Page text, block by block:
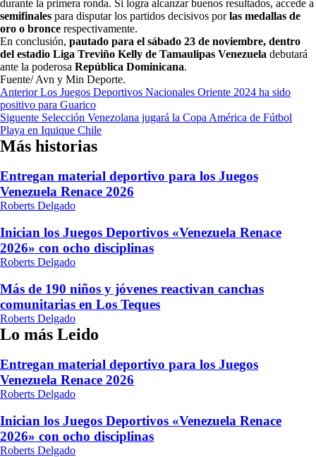
durante la primera ronda. Si logra alcanzar buenos resultados, accede a
semifinales para disputar los partidos decisivos porlas medallas de
oro o bronce respectivamente.
En conclusión, pautado para el sábado 23 de noviembre, dentro
del estadio Liga Treviño Kelly de Tamaulipas Venezuela debutará
ante la poderosa República Dominicana.
Fuente/ Avn y Min Deporte.
Navegación
de
entradas
AnteriorLos Juegos Deportivos Nacionales Oriente 2024 ha sido
positivo para Guarico
Siguente Selección Venezolana jugará la Copa América de Fútbol
Playa en Iquique Chile
Más historias
Entregan material deportivo para los Juegos
Venezuela Renace 2026
Roberts Delgado
Inician los Juegos Deportivos «Venezuela Renace
2026» con ocho disciplinas
Roberts Delgado
Más de 190 niños y jóvenes reactivan canchas
comunitarias en Los Teques
Roberts Delgado
Lo más Leido
Entregan material deportivo para los Juegos
Venezuela Renace 2026
Roberts Delgado
Inician los Juegos Deportivos «Venezuela Renace
2026» con ocho disciplinas
Roberts Delgado